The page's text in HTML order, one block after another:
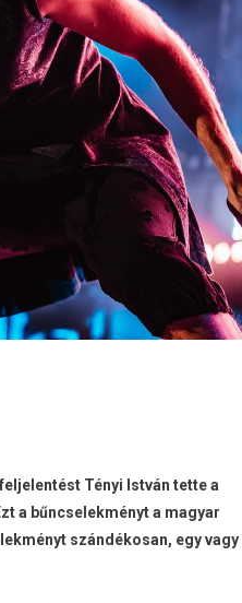
Tényi István tette a
a bűncselekményt a magyar
szándékosan, egy vagy